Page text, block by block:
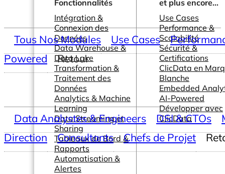
Fonctionnalités
Intégration &
Connexion des
Données
Data Warehouse &
Data Lake
Transformation &
Traitement des
Données
Analytics & Machine
Learning
Data Streaming et
Sharing
Tableaux de Bord &
Rapports
Automatisation &
Alertes
et plus encore...
Use Cases
Performance &
Scalabilité
Sécurité &
Certifications
ClicData en
Blanche
Embedded
AI-Powered
Développer avec
ClicData
Tous Nos Modules Use Cases
Powered
Retour
Data Analystes & Engineers DSI & CTOs
Direction
Consultants Chefs de Projet